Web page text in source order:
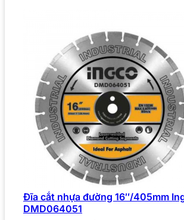
Đĩa cắt nhựa đường 16″/405mm
DMD064051